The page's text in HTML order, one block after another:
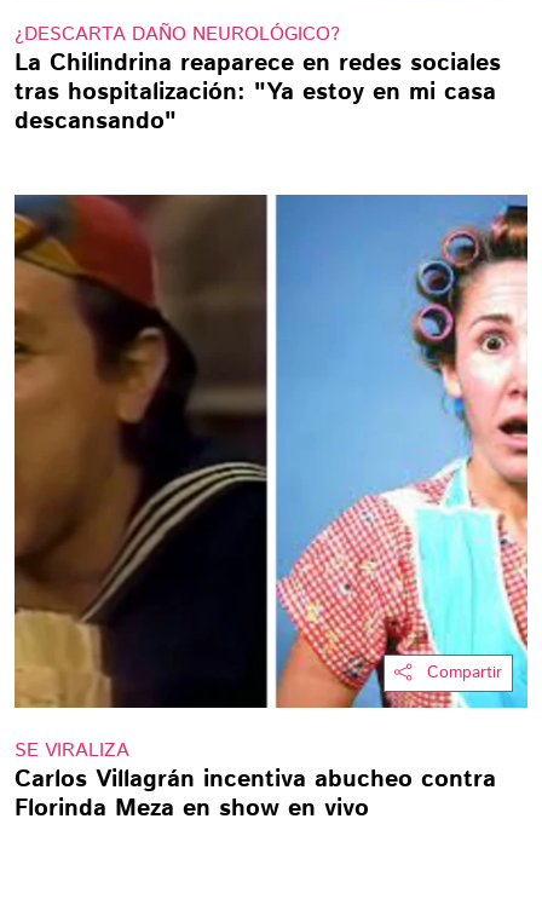
¿DESCARTA DAÑO NEUROLÓGICO?
La Chilindrina reaparece en redes sociales
tras hospitalización: "Ya estoy en mi casa
descansando"
Compartir
SE VIRALIZA
Carlos Villagrán incentiva abucheo contra
Florinda Meza en show en vivo